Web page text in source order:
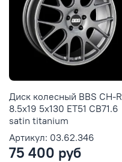
Диск колесный BBS CH-R
8.5x19 5x130 ET51 CB71.6
satin titanium
Артикул: 03.62.346
75 400 руб